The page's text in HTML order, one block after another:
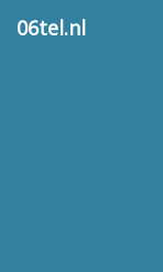
06tel.nl